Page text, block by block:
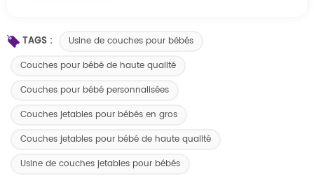
TAGS :
Usine de couches pour bébés
Couches pour bébé de haute qualité
Couches pour bébé personnalisées
Couches jetables pour bébés en gros
Couches jetables pour bébé de haute qualité
Usine de couches jetables pour bébés